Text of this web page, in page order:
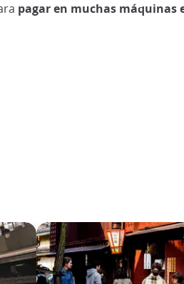
pagar en muchas máquinas